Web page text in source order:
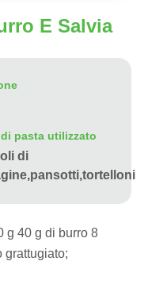
E Salvia
pasta utilizzato
di
g 40 g di burro 8
grattugiato;